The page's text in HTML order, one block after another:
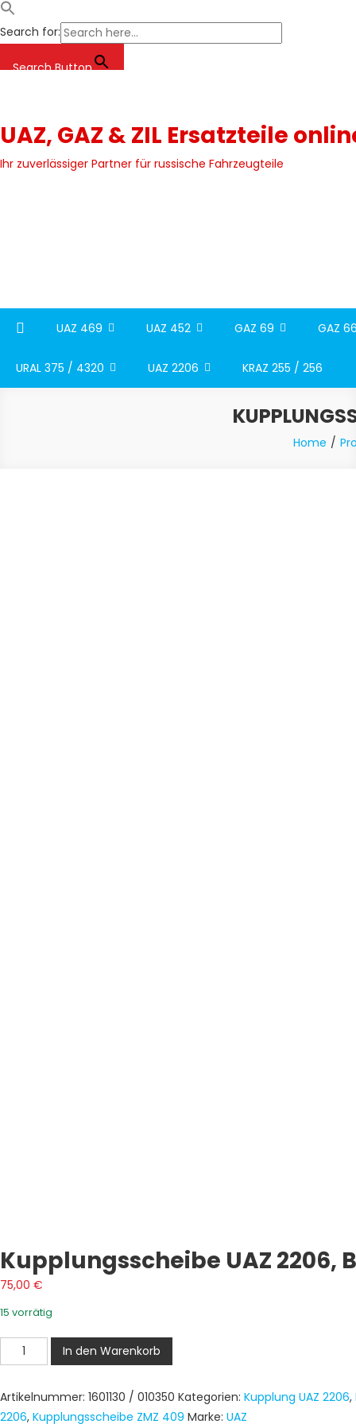
Search for:
Search Button
UAZ, GAZ & ZIL Ersatzteile
Ihr zuverlässiger Partner für russische Fahrzeugteile
UAZ 469 UAZ 452 GAZ 69 GAZ
URAL 375 / 4320 UAZ 2206 KRAZ 255 / 256
Home
Kupplungsscheibe UAZ 2206,
75,00 €
15 vorrätig
Kupplungsscheibe
UAZ
Buchanka,
In den Warenkorb
Artikelnummer: 1601130 / 010350 Kategorien: Kupplung UAZ 2206,
2206, Kupplungsscheibe ZMZ 409 Marke: UAZ